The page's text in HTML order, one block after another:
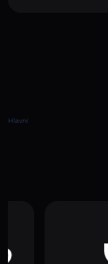
Hlavní